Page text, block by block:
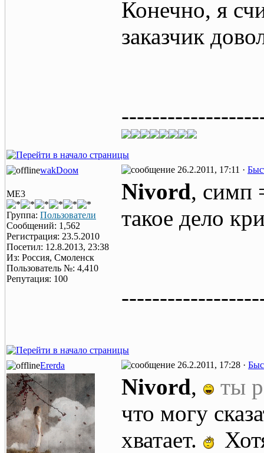
Конечно, я
заказчик
wаkDоом 26.2.2011, 17:11 ·
ME3
Группа: Пользователи
Сообщений: 1,562
Регистрация: 23.5.2010
Посетил: 12.8.2013, 23:38
Из: Россия, Смоленск
Пользователь №: 4,410
Репутация: 100
Nivord, симп
такое дело
Ererda 26.2.2011, 17:28 ·
Nivord,
ты
что могу
хватает.